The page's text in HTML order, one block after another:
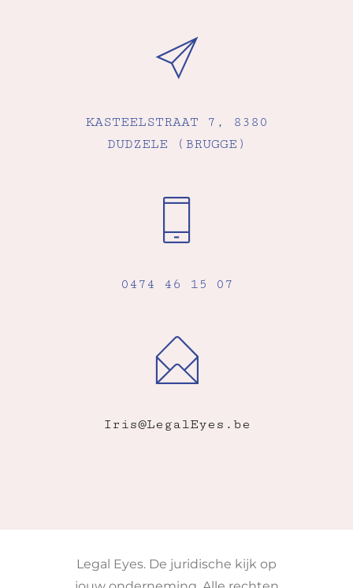
KASTEELSTRAAT 7, 8380
DUDZELE (BRUGGE)
0474 46 15 07
Iris@LegalEyes.be
Legal Eyes. De juridische kijk op